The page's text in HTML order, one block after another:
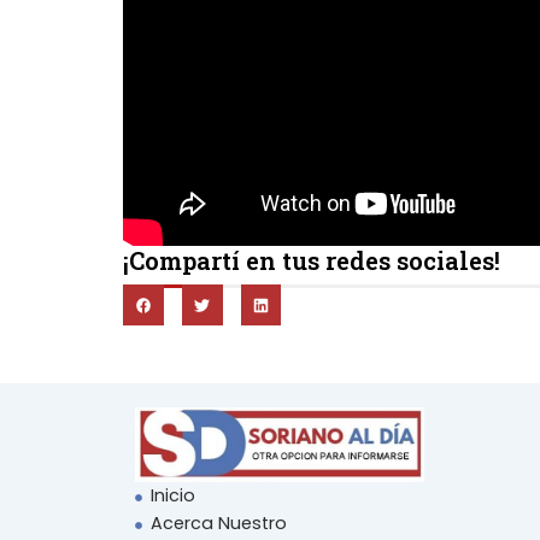
¡Compartí en tus redes sociales!
Inicio
Acerca Nuestro